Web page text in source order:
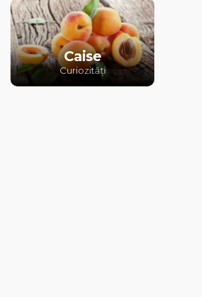
Caise
Curiozități